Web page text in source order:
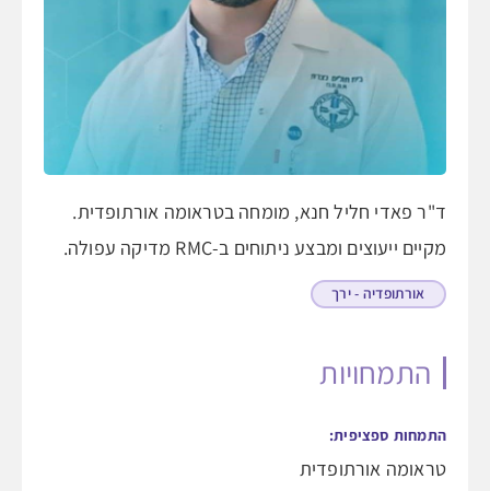
ד"ר פאדי חליל חנא, מומחה בטראומה אורתופדית.
מקיים ייעוצים ומבצע ניתוחים ב-RMC מדיקה עפולה.
אורתופדיה - ירך
התמחויות
התמחות ספציפית:
טראומה אורתופדית